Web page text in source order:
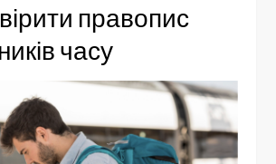
правопис
часу